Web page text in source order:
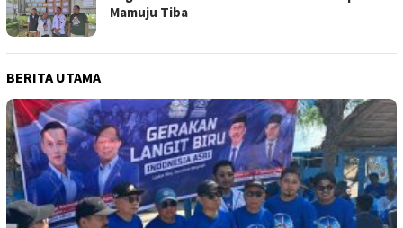
Mamuju Tiba
BERITA UTAMA